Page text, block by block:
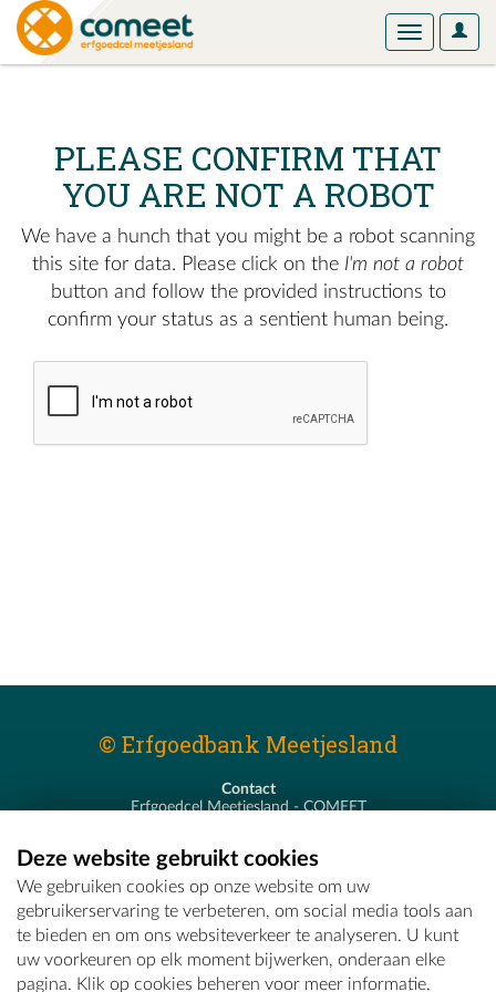
User
Toggle
PLEASE CONFIRM THAT
YOU ARE NOT A ROBOT
We have a hunch that you might be a robot scanning
this site for data. Please click on the I'm not a robot
button and follow the provided instructions to
confirm your status as a sentient human being.
© Erfgoedbank Meetjesland
Contact
Erfgoedcel Meetjesland - COMEET
T - 09 373 75 96
E -erfgoedcel@comeet.be
Deze website gebruikt cookies
We gebruiken cookies op onze website om uw
gebruikerservaring te verbeteren, om social media tools aan
te bieden en om ons websiteverkeer te analyseren. U kunt
uw voorkeuren op elk moment bijwerken, onderaan elke
pagina. Klik op cookies beheren voor meer informatie.